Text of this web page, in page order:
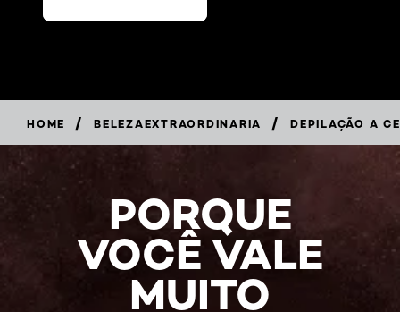
HOME / BELEZAEXTRAORDINARIA / DEPILAÇÃO A
PORQUE
VOCÊ VALE
MUITO